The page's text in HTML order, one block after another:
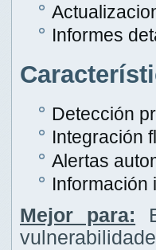
Informes
Detección
Integración
Alertas
Información
Mejor para: